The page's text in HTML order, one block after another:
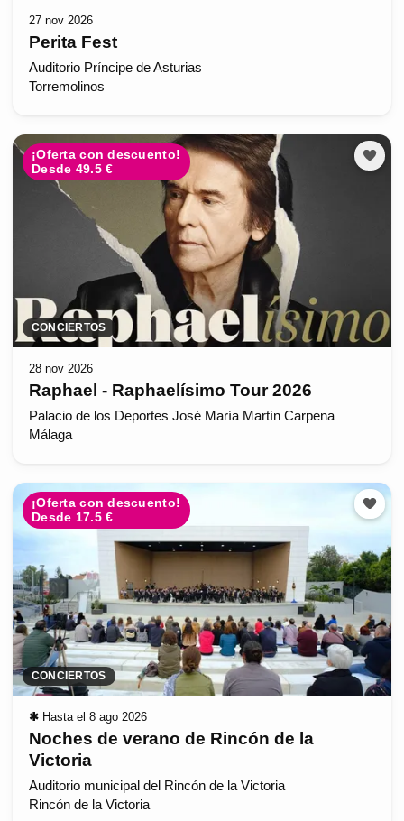
27 nov 2026
Perita Fest
Auditorio Príncipe de Asturias
Torremolinos
¡Oferta con descuento!
Desde 49.5 €
CONCIERTOS
28 nov 2026
Raphael - Raphaelísimo Tour 2026
Palacio de los Deportes José María Martín Carpena
Málaga
¡Oferta con descuento!
Desde 17.5 €
CONCIERTOS
✱ Hasta el 8 ago 2026
Noches de verano de Rincón de la
Victoria
Auditorio municipal del Rincón de la Victoria
Rincón de la Victoria